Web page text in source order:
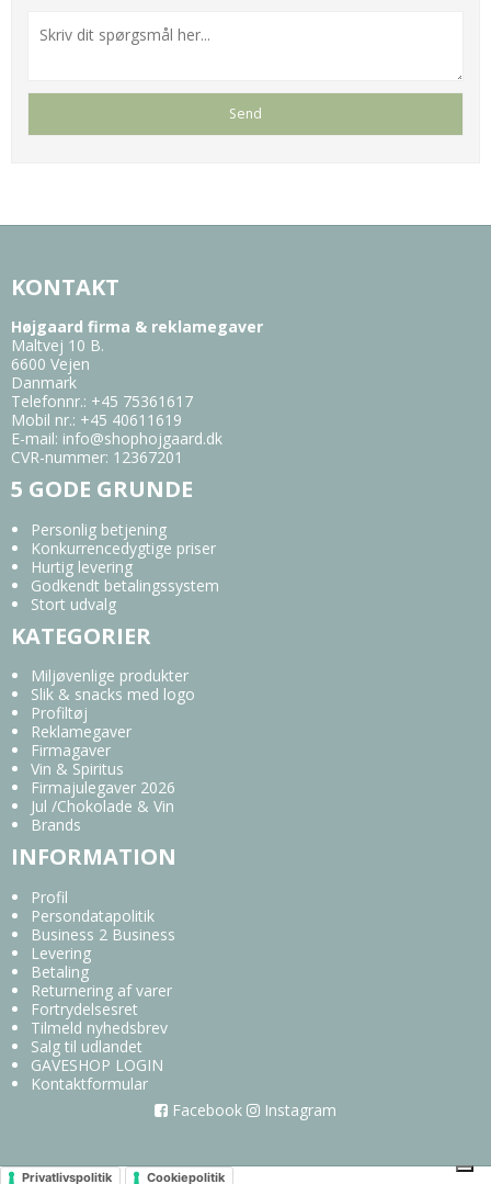
KONTAKT
Højgaard firma & reklamegaver
Maltvej 10 B.
6600 Vejen
Danmark
Telefonnr.: +45 75361617
Mobil nr.: +45 40611619
E-mail: info@shophojgaard.dk
CVR-nummer: 12367201
5 GODE GRUNDE
Personlig betjening
Konkurrencedygtige priser
Hurtig levering
Godkendt betalingssystem
Stort udvalg
KATEGORIER
Miljøvenlige produkter
Slik & snacks med logo
Profiltøj
Reklamegaver
Firmagaver
Vin & Spiritus
Firmajulegaver 2026
Jul /Chokolade & Vin
Brands
INFORMATION
Profil
Persondatapolitik
Business 2 Business
Levering
Betaling
Returnering af varer
Fortrydelsesret
Tilmeld nyhedsbrev
Salg til udlandet
GAVESHOP LOGIN
Kontaktformular
Facebook
Instagram
Privatlivspolitik Cookiepolitik